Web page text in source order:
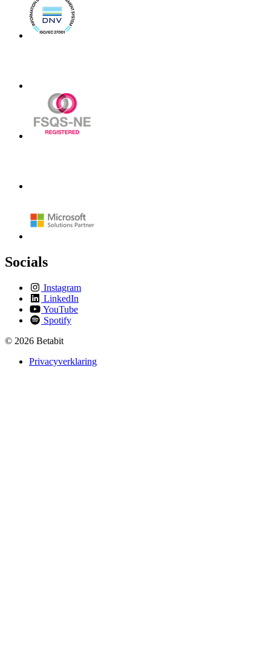
Socials
Instagram
LinkedIn
YouTube
Spotify
© 2026 Betabit
Privacyverklaring